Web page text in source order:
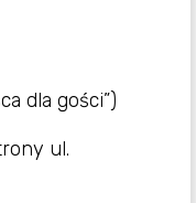
dla gości”)
ul.